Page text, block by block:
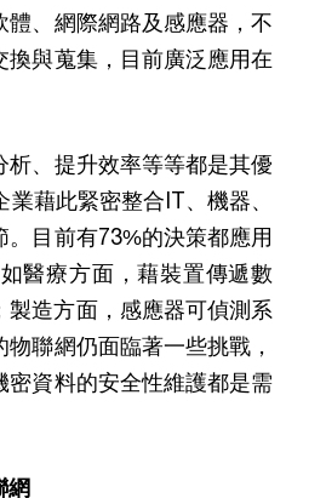
、網際網路及感應器，不
與蒐集，目前廣泛應用在
、提升效率等等都是其優
藉此緊密整合IT、機器、
目前有73%的決策都應用
醫療方面，藉裝置傳遞數
造方面，感應器可偵測系
聯網仍面臨著一些挑戰，
資料的安全性維護都是需